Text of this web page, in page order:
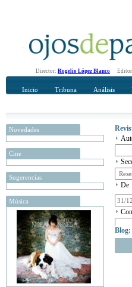
Director: Rogelio López Blanco
Inicio Tribuna Análisis
Novedades
Cine
Sugerencias
Música
De